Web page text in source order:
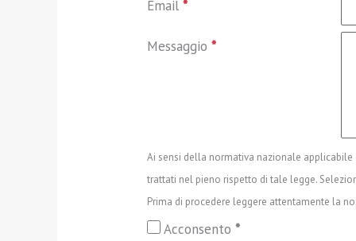
Email*
Messaggio*
Ai sensi della normativa nazionale applicabile
trattati nel pieno rispetto di tale legge.
Prima di procedere leggere attentamente la
Acconsento*